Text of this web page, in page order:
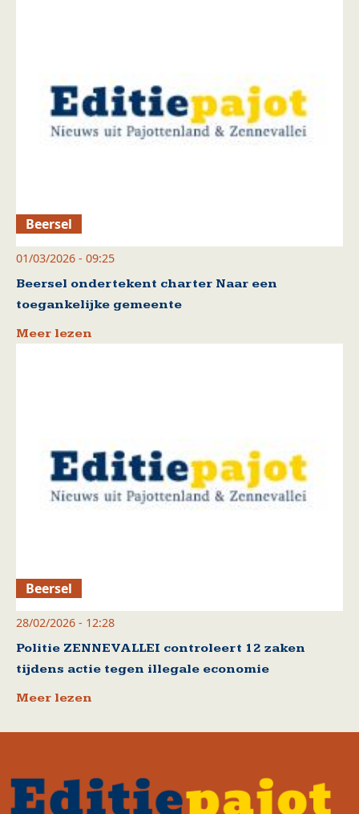
Beersel
01/03/2026 - 09:25
Beersel ondertekent charter Naar een
toegankelijke gemeente
Meer lezen
Beersel
28/02/2026 - 12:28
Politie ZENNEVALLEI controleert 12 zaken
tijdens actie tegen illegale economie
Meer lezen